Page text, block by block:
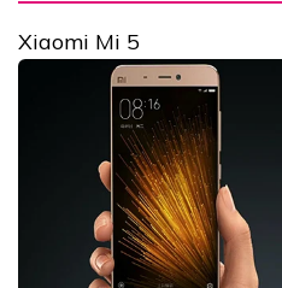
Xiaomi Mi 5